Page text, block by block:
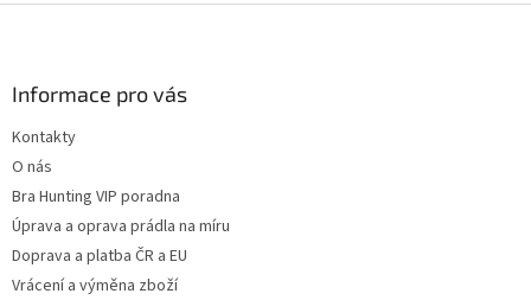
Informace pro vás
Kontakty
O nás
Bra Hunting VIP poradna
Úprava a oprava prádla na míru
Doprava a platba ČR a EU
Vrácení a výměna zboží